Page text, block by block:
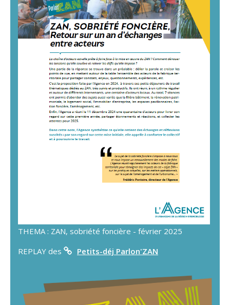
THEMA : ZAN, sobriété foncière - février 2025
REPLAY des
Petits-déj Parlon'ZAN